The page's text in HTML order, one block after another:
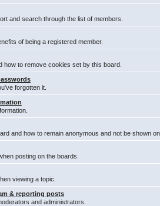
and search through the list of members.
of being a registered member.
how to remove cookies set by this board.
forgotten it.
and how to remain anonymous and not be shown
posting on the boards.
viewing a topic.
& reporting posts
and administrators.